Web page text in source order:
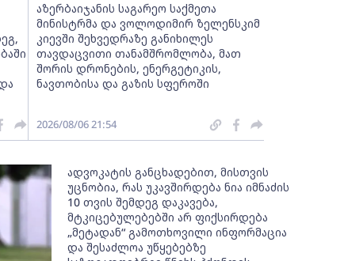
აზერბაიჯანის საგარეო საქმეთა
მინისტრმა და ვოლოდიმირ ზელენსკიმ
კიევში შეხვედრაზე განიხილეს
თავდაცვითი თანამშრომლობა, მათ
შორის დრონების, ენერგეტიკის,
ნავთობისა და გაზის სფეროში
2026/08/06 21:54
ადვოკატის განცხადებით, მისთვის
უცნობია, რას უკავშირდება ნია იმნაძის
10 თვის შემდეგ დაკავება,
მტკიცებულებებში არ ფიქსირდება
„მეტადან“ გამოთხოვილი ინფორმაცია
და შესაძლოა უწყებებზე